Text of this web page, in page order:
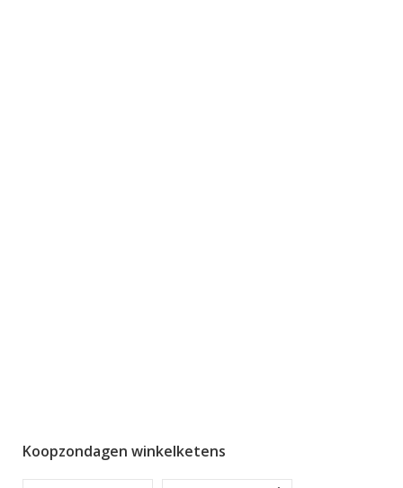
Koopzondagen winkelketens